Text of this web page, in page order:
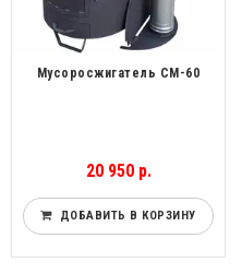
Мусоросжигатель СМ-60
20 950 р.
ДОБАВИТЬ В КОРЗИНУ